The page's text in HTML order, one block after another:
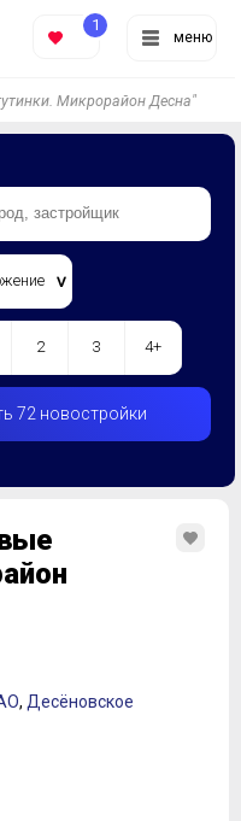
меню
1
Микрорайон Десна"
2 3 4+
72 новостройки
, Десёновское